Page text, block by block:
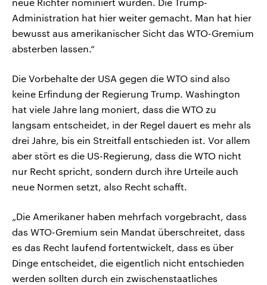
neue Richter nominiert wurden. Die Trump-
Administration hat hier weiter gemacht. Man hat hier
bewusst aus amerikanischer Sicht das WTO-Gremium
absterben lassen.“
Die Vorbehalte der USA gegen die WTO sind also
keine Erfindung der Regierung Trump. Washington
hat viele Jahre lang moniert, dass die WTO zu
langsam entscheidet, in der Regel dauert es mehr als
drei Jahre, bis ein Streitfall entschieden ist. Vor allem
aber stört es die US-Regierung, dass die WTO nicht
nur Recht spricht, sondern durch ihre Urteile auch
neue Normen setzt, also Recht schafft.
„Die Amerikaner haben mehrfach vorgebracht, dass
das WTO-Gremium sein Mandat überschreitet, dass
es das Recht laufend fortentwickelt, dass es über
Dinge entscheidet, die eigentlich nicht entschieden
werden sollten durch ein zwischenstaatliches